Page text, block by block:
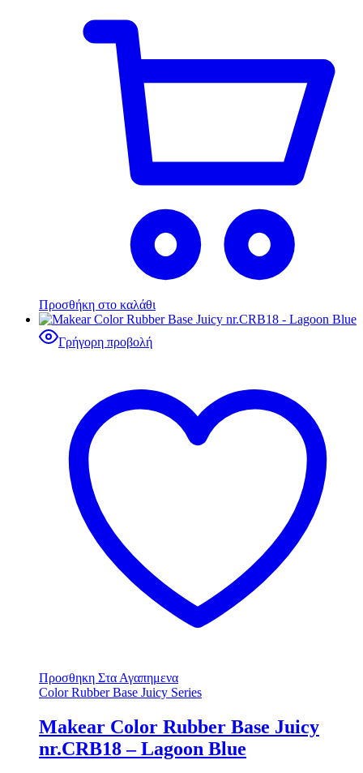
Προσθήκη στο καλάθι
Γρήγορη προβολή
Προσθηκη Στα Αγαπημενα
Color Rubber Base Juicy Series
Makear Color Rubber Base Juicy
nr.CRB18 – Lagoon Blue